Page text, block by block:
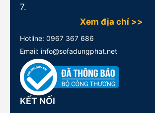
7.
Xem địa chỉ >>
Hotline: 0967 367 686
Email: info@sofadungphat.net
KẾT NỐI